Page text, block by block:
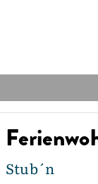
Stub´n